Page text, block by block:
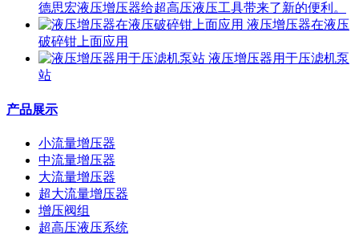
德思宏液压增压器给超高压液压工具带来了新的便利。
液压增压器在液压
破碎钳上面应用
液压增压器用于压滤机泵
站
产品展示
小流量增压器
中流量增压器
大流量增压器
超大流量增压器
增压阀组
超高压液压系统